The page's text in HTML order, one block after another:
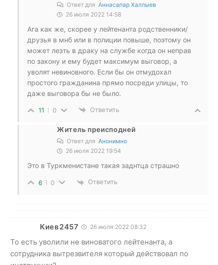
Ответ для Аннасапар Халлыев
26 июля 2022 14:58
Ага как же, скорее у лейтенанта родственники/
друзья в мнб или в полиции повыше, поэтому он
может лезть в драку на службе когда он неправ
по закону и ему будет максимум выговор, а
уволят невиновного. Если бы он отмудохал
простого гражданина прямо посреди улицы, то
даже выговора бы не было.
11 0 Ответить
Житель преисподней
Ответ для Анонимно
26 июля 2022 19:54
Это в Туркменистане такая заднтца страшно
6 0 Ответить
Киев2457 26 июля 2022 08:32
То есть уволили не виноватого лейтенанта, а
сотрудника вытрезвителя который действовал по